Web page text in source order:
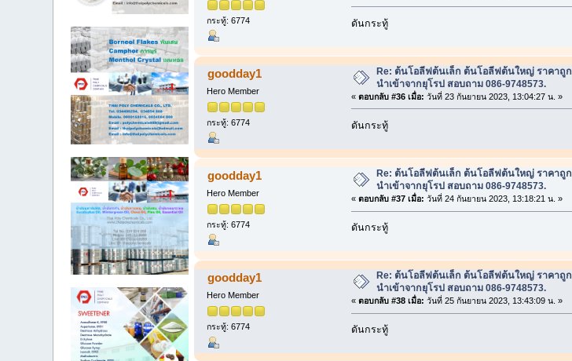
กระทู้: 6774 ดันกระทู้
goodday1
Hero Member
กระทู้: 6774
Re: ต้นโอลีฟต้นเล็ก ต้นโอลีฟต้นใหญ่ ราคาถูก
นำเข้าจากยุโรป สอบถาม 086-9748573.
« ตอบกลับ #36 เมื่อ: วันที่ 23 กันยายน 2023, 13:04:27 น. »
ดันกระทู้
goodday1
Hero Member
กระทู้: 6774
Re: ต้นโอลีฟต้นเล็ก ต้นโอลีฟต้นใหญ่ ราคาถูก
นำเข้าจากยุโรป สอบถาม 086-9748573.
« ตอบกลับ #37 เมื่อ: วันที่ 24 กันยายน 2023, 13:18:21 น. »
ดันกระทู้
goodday1
Hero Member
กระทู้: 6774
Re: ต้นโอลีฟต้นเล็ก ต้นโอลีฟต้นใหญ่ ราคาถูก
นำเข้าจากยุโรป สอบถาม 086-9748573.
« ตอบกลับ #38 เมื่อ: วันที่ 25 กันยายน 2023, 13:43:09 น. »
ดันกระทู้